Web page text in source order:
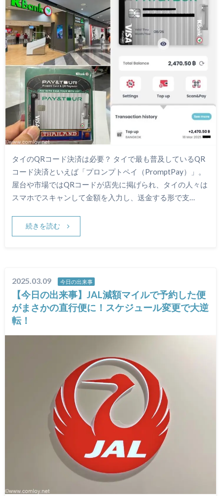
タイのQRコード決済は必要？ タイで最も普及しているQR
コード決済といえば「プロンプトペイ（PromptPay）」。
屋台や市場ではQRコードが店先に掲げられ、タイの人々は
スマホでスキャンして金額を入力し、送金する形で支…
続きを読む
2025.03.09 今日の出来事
【今日の出来事】JAL減額マイルで予約した便
がまさかの直行便に！スケジュール変更で大逆
転！